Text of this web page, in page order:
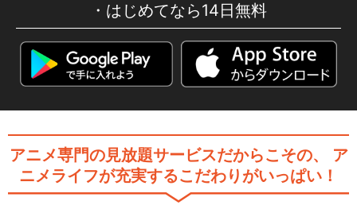
はじめてなら14日無料
アニメ専門の見放題サービスだからこその、
ア
ニメライフが充実するこだわりがいっぱい！